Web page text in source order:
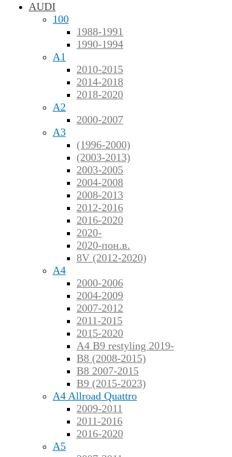
AUDI
100
1988-1991
1990-1994
A1
2010-2015
2014-2018
2018-2020
A2
2000-2007
A3
(1996-2000)
(2003-2013)
2003-2005
2004-2008
2008-2013
2012-2016
2016-2020
2020-
2020-пон.в.
8V (2012-2020)
A4
2000-2006
2004-2009
2007-2012
2011-2015
2015-2020
A4 B9 restyling 2019-
B8 (2008-2015)
B8 2007-2015
B9 (2015-2023)
A4 Allroad Quattro
2009-2011
2011-2016
2016-2020
A5